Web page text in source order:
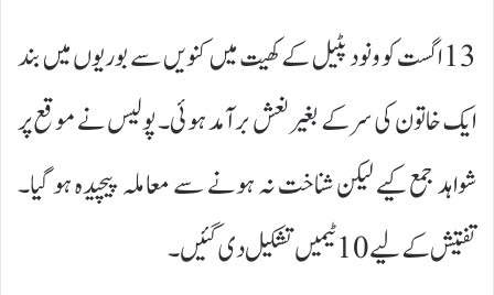
13 اگست کو ونود پٹیل کے کھیت میں کنویں سے بوریوں میں بند
ایک خاتون کی سر کے بغیر نعش برآمد ہوئی۔ پولیس نے موقع پر
شواہد جمع کیے لیکن شناخت نہ ہونے سے معاملہ پیچیدہ ہو گیا۔
تفتیش کے لیے 10 ٹیمیں تشکیل دی گئیں۔